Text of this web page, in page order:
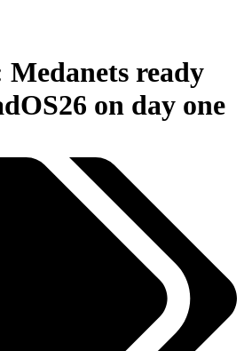
Medanets ready
on day one